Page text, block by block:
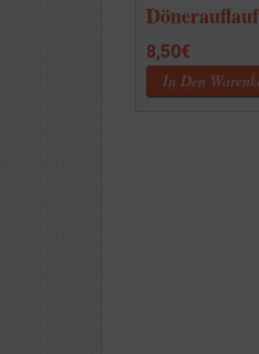
Dönerauflauf
8,50€
In Den